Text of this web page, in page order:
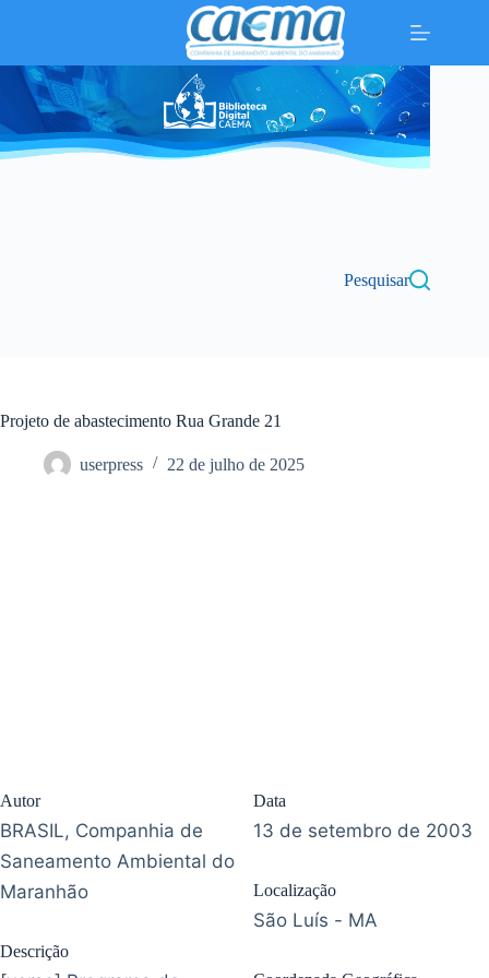
conteúdo
Pesquisar
Projeto de abastecimento Rua Grande 21
userpress 22 de julho de 2025
Autor
BRASIL, Companhia de
Saneamento Ambiental do
Maranhão
Descrição
Data
13 de setembro de 2003
Localização
São Luís - MA